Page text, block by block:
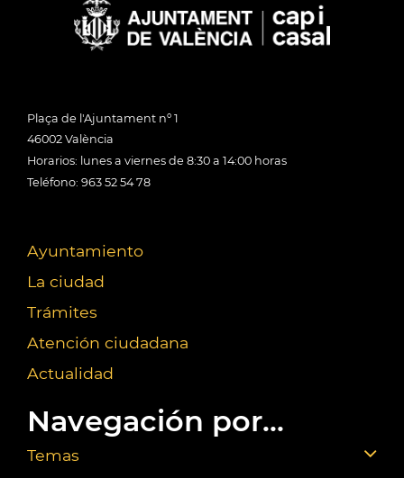
Plaça de l'Ajuntament nº 1
46002 València
Horarios: lunes a viernes de 8:30 a 14:00 horas
Teléfono: 963 52 54 78
Ayuntamiento
La ciudad
Trámites
Atención ciudadana
Actualidad
Navegación por...
Temas